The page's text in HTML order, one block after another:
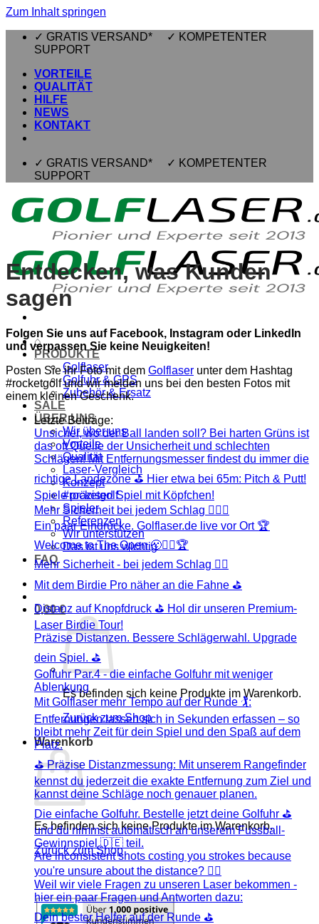
Zum Inhalt springen
✓ GRATIS VERSAND* ✓ KOMPETENTER
SUPPORT
VORTEILE
QUALITÄT
HILFE
NEWS
KONTAKT
✓ GRATIS VERSAND* ✓ KOMPETENTER
SUPPORT
⌂
PRODUKTE
Golflaser
Golfuhr & GPS
Zubehör & Ersatz
SALE
ÜBER UNS
Wir über uns
Vorteile
Qualität
Laser-Vergleich
Konzept
#rocketgolf
Spieler
Referenzen
Wir unterstützen
Das ist uns wichtig
FAQ
0,00€
Es befinden sich keine Produkte im Warenkorb.
Zurück zum Shop
Warenkorb
Es befinden sich keine Produkte im Warenkorb.
Zurück zum Shop
Entdecken, was Kunden
sagen
Folgen Sie uns auf Facebook, Instagram oder LinkedIn
und verpassen Sie keine Neuigkeiten!
Posten Sie ihr Foto mit dem Golflaser unter dem Hashtag
#rocketgolf und wir melden uns bei den besten Fotos mit
einem kleinen Geschenk.
Letzte Beiträge:
Unsicher, wo der Ball landen soll? Bei harten Grüns ist
das oft Quelle der Unsicherheit und schlechten
Schlägen! Mit Entfernungsmesser findest du immer die
richtige Landezone ⛳ Hier etwa bei 65m: Pitch & Putt!
Spiele präziser! Spiel mit Köpfchen!
Mehr Sicherheit bei jedem Schlag 🏌️‍♂️⛳️
Ein paar Eindrücke. Golflaser.de live vor Ort 🏆
Welcome to The Open 🙂🏌️‍♂️🏆
Mehr Sicherheit - bei jedem Schlag 🏌️‍♂️
Mit dem Birdie Pro näher an die Fahne ⛳️
Distanz auf Knopfdruck ⛳ Hol dir unseren Premium-
Laser Birdie Tour!
Präzise Distanzen. Bessere Schlägerwahl. Upgrade
dein Spiel. ⛳️
Golfuhr Par.4 - die einfache Golfuhr mit weniger
Ablenkung
Mit Golflaser mehr Tempo auf der Runde 🏌:
Entfernungen lassen sich in Sekunden erfassen – so
bleibt mehr Zeit für dein Spiel und den Spaß auf dem
Platz.
⛳ Präzise Distanzmessung: Mit unserem Rangefinder
kennst du jederzeit die exakte Entfernung zum Ziel und
kannst deine Schläge noch genauer planen.
Die einfache Golfuhr. Bestelle jetzt deine Golfuhr ⛳️
und du nimmst automatisch an unserem Fussball-
Gewinnspiel 🇩🇪 teil.
Are inconsistent shots costing you strokes because
you're unsure about the distance? 🏌️‍♂️
Weil wir viele Fragen zu unseren Laser bekommen -
hier ein paar Fragen und Antworten dazu:
Dein bester Helfer auf der Runde ⛳️